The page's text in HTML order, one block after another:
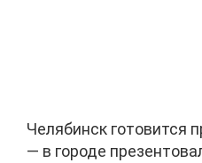
Челябинск готовится
— в городе